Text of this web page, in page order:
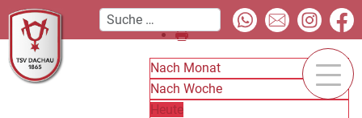
Nach Monat
Nach Woche
Heute